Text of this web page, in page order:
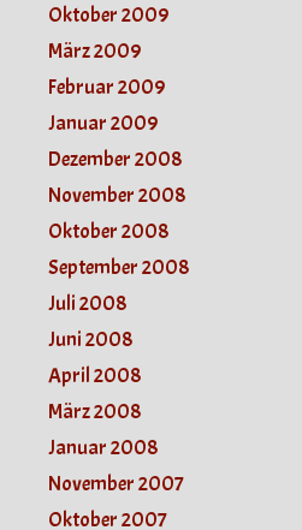
Oktober 2009
März 2009
Februar 2009
Januar 2009
Dezember 2008
November 2008
Oktober 2008
September 2008
Juli 2008
Juni 2008
April 2008
März 2008
Januar 2008
November 2007
Oktober 2007